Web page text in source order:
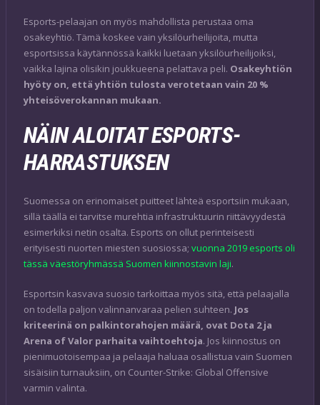
Esports-pelaajan on myös mahdollista perustaa oma
osakeyhtiö. Tämä koskee vain yksilöurheilijoita, mutta
esportsissa käytännössä kaikki luetaan yksilöurheilijoiksi,
vaikka lajina olisikin joukkueena pelattava peli. Osakeyhtiön
hyöty on, että yhtiön tulosta verotetaan vain 20 %
yhteisöverokannan mukaan.
NÄIN ALOITAT ESPORTS-
HARRASTUKSEN
Suomessa on erinomaiset puitteet lähteä esportsiin mukaan,
sillä täällä ei tarvitse murehtia infrastruktuurin riittävyydestä
esimerkiksi netin osalta. Esports on ollut perinteisesti
erityisesti nuorten miesten suosiossa; vuonna 2019 esports oli
tässä väestöryhmässä Suomen kiinnostavin laji.
Esportsin kasvava suosio tarkoittaa myös sitä, että pelaajalla
on todella paljon valinnanvaraa pelien suhteen. Jos
kriteerinä on palkintorahojen määrä, ovat Dota 2 ja
Arena of Valor parhaita vaihtoehtoja. Jos kiinnostus on
pienimuotoisempaa ja pelaaja haluaa osallistua vain Suomen
sisäisiin turnauksiin, on Counter-Strike: Global Offensive
varmin valinta.